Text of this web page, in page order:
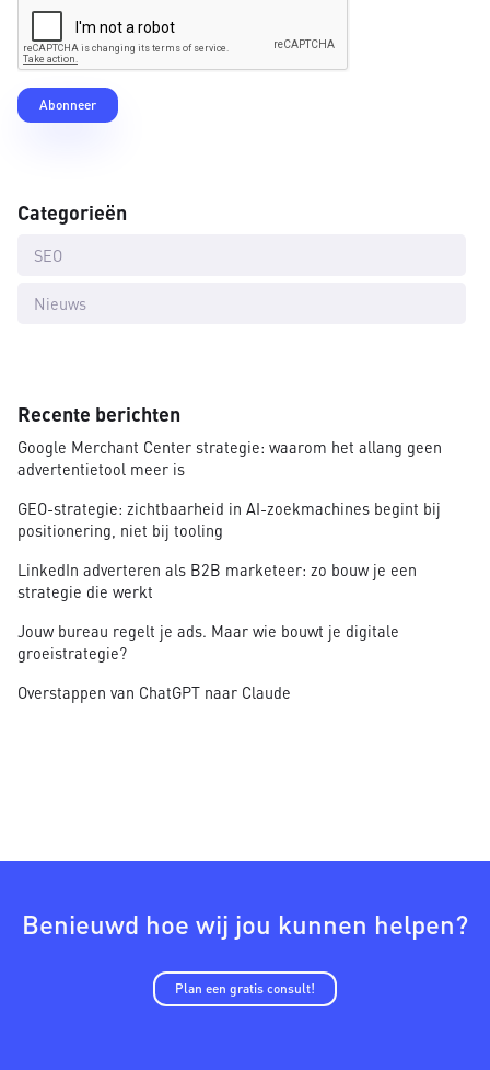
Categorieën
SEO
Nieuws
Recente berichten
Google Merchant Center strategie: waarom het allang geen
advertentietool meer is
GEO-strategie: zichtbaarheid in AI-zoekmachines begint bij
positionering, niet bij tooling
LinkedIn adverteren als B2B marketeer: zo bouw je een
strategie die werkt
Jouw bureau regelt je ads. Maar wie bouwt je digitale
groeistrategie?
Overstappen van ChatGPT naar Claude
Benieuwd hoe wij jou kunnen helpen?
Plan een gratis consult!